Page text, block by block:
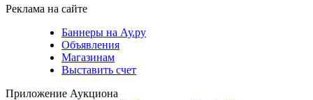
Реклама на сайте
Баннеры на Ау.ру
Объявления
Магазинам
Выставить счет
Приложение Аукциона